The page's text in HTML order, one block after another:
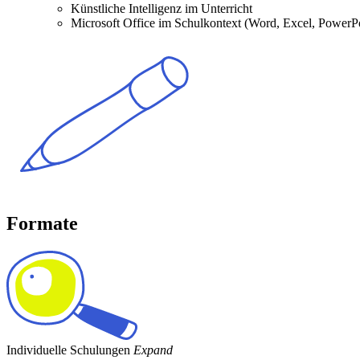
Künstliche Intelligenz im Unterricht
Microsoft Office im Schulkontext (Word, Excel,
Formate
Individuelle Schulungen Expand